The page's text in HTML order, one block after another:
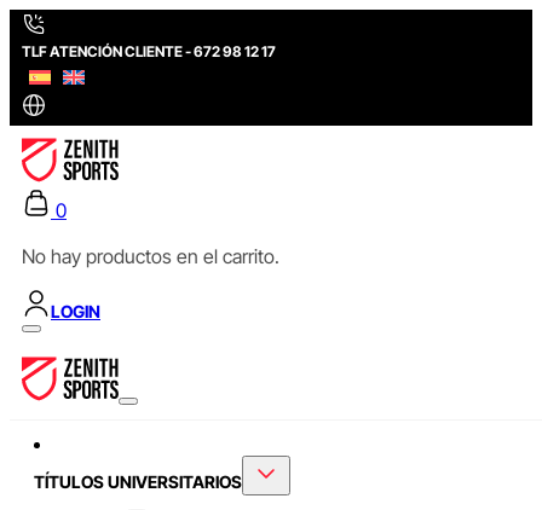
TLF ATENCIÓN CLIENTE - 672 98 12 17
0
No hay productos en el carrito.
LOGIN
TÍTULOS UNIVERSITARIOS